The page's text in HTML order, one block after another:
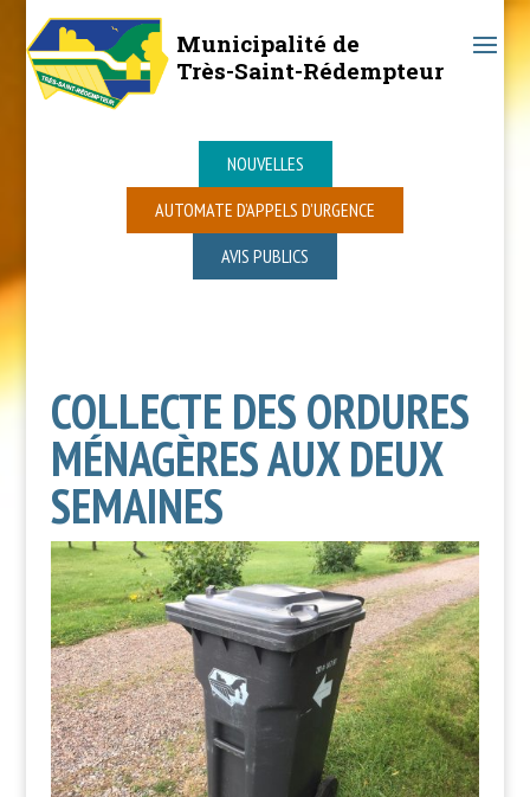
Municipalité de
Très-Saint-Rédempteur
NOUVELLES
AUTOMATE D’APPELS D’URGENCE
AVIS PUBLICS
COLLECTE DES ORDURES
MÉNAGÈRES AUX DEUX
SEMAINES